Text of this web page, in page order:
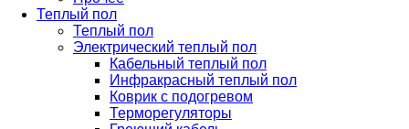
Теплый пол
Теплый пол
Электрический теплый пол
Кабельный теплый пол
Инфракрасный теплый пол
Коврик с подогревом
Терморегуляторы